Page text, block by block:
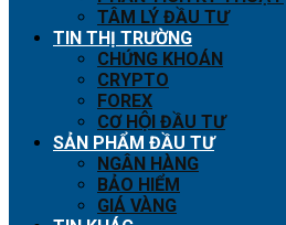
TÂM LÝ ĐẦU TƯ
TIN THỊ TRƯỜNG
CHỨNG KHOÁN
CRYPTO
FOREX
CƠ HỘI ĐẦU TƯ
SẢN PHẨM ĐẦU TƯ
NGÂN HÀNG
BẢO HIỂM
GIÁ VÀNG